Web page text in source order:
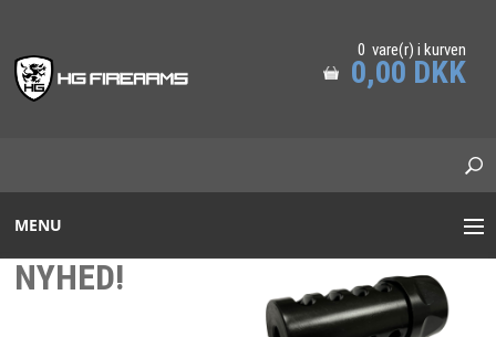
0 vare(r) i kurven
0,00 DKK
MENU
STANAG/PICATINNY
NYHED!